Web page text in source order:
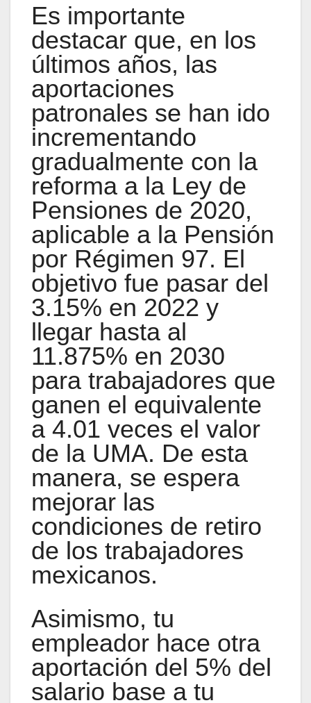
Es importante
destacar que, en los
últimos años, las
aportaciones
patronales se han ido
incrementando
gradualmente con la
reforma a la Ley de
Pensiones de 2020,
aplicable a la Pensión
por Régimen 97. El
objetivo fue pasar del
3.15% en 2022 y
llegar hasta al
11.875% en 2030
para trabajadores que
ganen el equivalente
a 4.01 veces el valor
de la UMA. De esta
manera, se espera
mejorar las
condiciones de retiro
de los trabajadores
mexicanos.
Asimismo, tu
empleador hace otra
aportación del 5% del
salario base a tu